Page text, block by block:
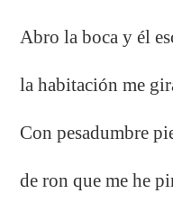
Abro la boca y él
la habitación me
Con pesadumbre
de ron que me he